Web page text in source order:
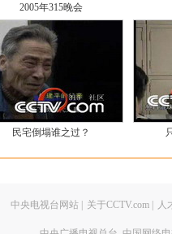
2005年315晚会
民宅倒塌谁之过？
中央电视台网站 关于CCTV.com 人